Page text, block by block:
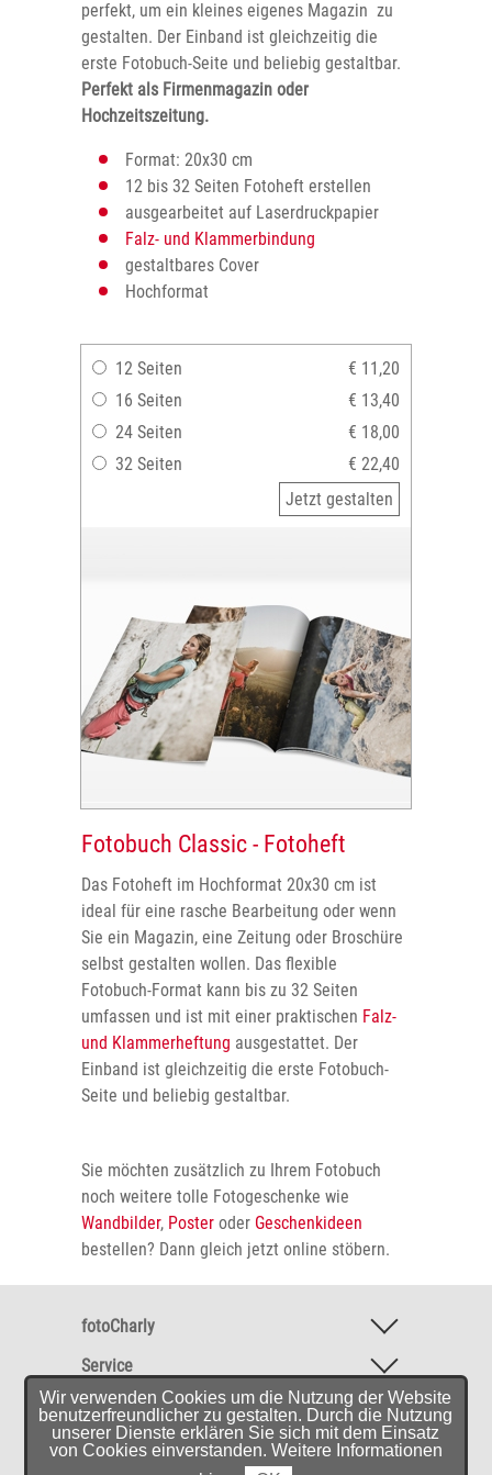
perfekt, um ein kleines eigenes Magazin zu
gestalten. Der Einband ist gleichzeitig die
erste Fotobuch-Seite und beliebig gestaltbar.
Perfekt als Firmenmagazin oder
Hochzeitszeitung.
Format: 20x30 cm
12 bis 32 Seiten Fotoheft erstellen
ausgearbeitet auf Laserdruckpapier
Falz- und Klammerbindung
gestaltbares Cover
Hochformat
12 Seiten
€ 11,20
16 Seiten
€ 13,40
24 Seiten
€ 18,00
32 Seiten
€ 22,40
Jetzt gestalten
Fotobuch Classic - Fotoheft
Das Fotoheft im Hochformat 20x30 cm ist
ideal für eine rasche Bearbeitung oder wenn
Sie ein Magazin, eine Zeitung oder Broschüre
selbst gestalten wollen. Das flexible
Fotobuch-Format kann bis zu 32 Seiten
umfassen und ist mit einer praktischen Falz-
und Klammerheftung ausgestattet. Der
Einband ist gleichzeitig die erste Fotobuch-
Seite und beliebig gestaltbar.
Sie möchten zusätzlich zu Ihrem Fotobuch
noch weitere tolle Fotogeschenke wie
Wandbilder, Poster oder Geschenkideen
bestellen? Dann gleich jetzt online stöbern.
fotoCharly
Service
Software & Mobile-App
Empfehlungen
Wir verwenden Cookies um die Nutzung der Website
benutzerfreundlicher zu gestalten. Durch die Nutzung
unserer Dienste erklären Sie sich mit dem Einsatz
von Cookies einverstanden. Weitere Informationen